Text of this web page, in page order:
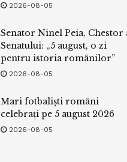
2026-08-05
Senator Ninel Peia, Chestor
Senatului: „5 august, o zi
pentru istoria românilor”
2026-08-05
Mari fotbaliști români
celebrați pe 5 august 2026
2026-08-05